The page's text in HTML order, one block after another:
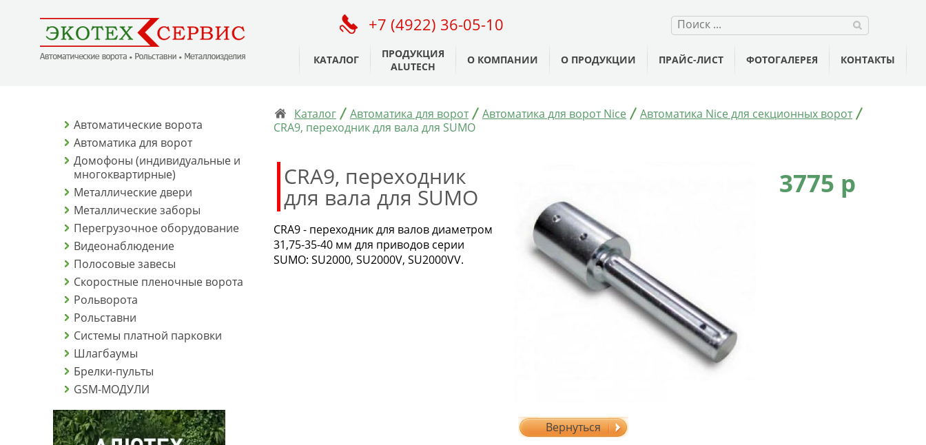
+7 (4922) 36-05-10
КАТАЛОГ
ПРОДУКЦИЯ
ALUTECH
О КОМПАНИИ О ПРОДУКЦИИ ПРАЙС-ЛИСТ ФОТОГАЛЕРЕЯ КОНТАКТЫ
Автоматические ворота
Автоматика для ворот
Домофоны (индивидуальные и
многоквартирные)
Металлические двери
Металлические заборы
Перегрузочное оборудование
Видеонаблюдение
Полосовые завесы
Скоростные пленочные ворота
Рольворота
Рольставни
Системы платной парковки
Шлагбаумы
Брелки-пульты
GSM-МОДУЛИ
Каталог Автоматика для ворот Автоматика для ворот Nice
Автоматика Nice для секционных ворот
CRA9, переходник для вала для SUMO
CRA9, переходник
для вала для SUMO
CRA9 - переходник для валов диаметром
31,75-35-40 мм для приводов серии
SUMO: SU2000, SU2000V, SU2000VV.
3775 p
Вернуться